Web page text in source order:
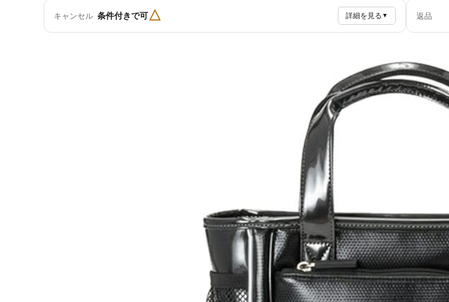
キャンセル 条件付きで可△ 詳細を見る ▼ 返品